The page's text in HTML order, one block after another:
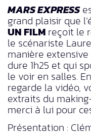
MARS EXPRESS
grand plaisir que
UN FILM reçoit le
le scénariste
manière
dure 1h25 et qui
le voir en salles.
regarde la vidéo,
extraits du
merci à lui pour
Présentation :